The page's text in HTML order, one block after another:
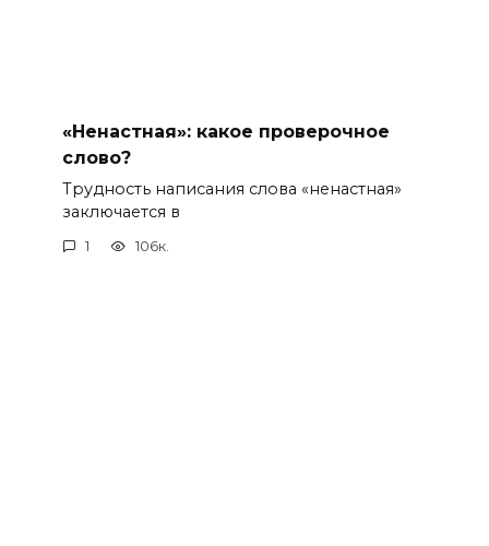
«Ненастная»: какое проверочное
слово?
Трудность написания слова «ненастная»
заключается в
1 106к.